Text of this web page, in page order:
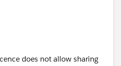
does not allow sharing